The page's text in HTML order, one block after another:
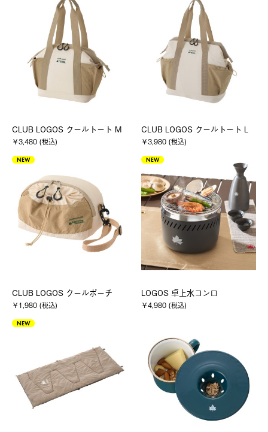
CLUB LOGOS クールトート M
￥3,480 (税込)
CLUB LOGOS クールトート L
￥3,980 (税込)
NEW
CLUB LOGOS クールポーチ
￥1,980 (税込)
NEW
LOGOS 卓上水コンロ
￥4,980 (税込)
NEW